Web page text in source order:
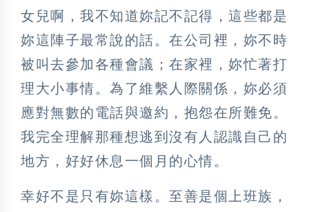
女兒啊，我不知道妳記不記得，這些都是
妳這陣子最常說的話。在公司裡，妳不時
被叫去參加各種會議；在家裡，妳忙著打
理大小事情。為了維繫人際關係，妳必須
應對無數的電話與邀約，抱怨在所難免。
我完全理解那種想逃到沒有人認識自己的
地方，好好休息一個月的心情。
幸好不是只有妳這樣。至善是個上班族，